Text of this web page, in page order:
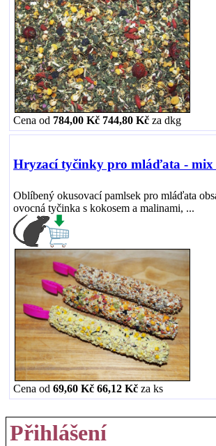
Cena od 784,00 Kč 744,80 Kč za dkg
Hryzací tyčinky pro mláďata - mix
Oblíbený okusovací pamlsek pro mláďata
ovocná tyčinka s kokosem a malinami, ...
Cena od 69,60 Kč 66,12 Kč za ks
Přihlášení